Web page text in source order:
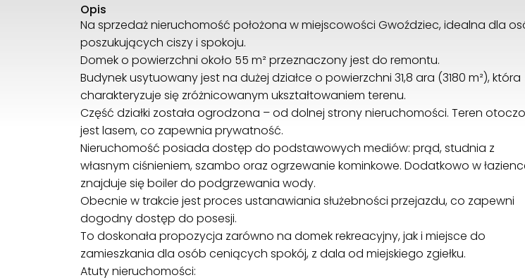
Opis
Na sprzedaż nieruchomość położona w miejscowości Gwoździec, idealna dla
poszukujących ciszy i spokoju.
Domek o powierzchni około 55 m² przeznaczony jest do remontu.
Budynek usytuowany jest na dużej działce o powierzchni 31,8 ara (3180 m²), która
charakteryzuje się zróżnicowanym ukształtowaniem terenu.
Część działki została ogrodzona – od dolnej strony nieruchomości. Teren
jest lasem, co zapewnia prywatność.
Nieruchomość posiada dostęp do podstawowych mediów: prąd, studnia z
własnym ciśnieniem, szambo oraz ogrzewanie kominkowe. Dodatkowo w
znajduje się boiler do podgrzewania wody.
Obecnie w trakcie jest proces ustanawiania służebności przejazdu, co zapewni
dogodny dostęp do posesji.
To doskonała propozycja zarówno na domek rekreacyjny, jak i miejsce do
zamieszkania dla osób ceniących spokój, z dala od miejskiego zgiełku.
Atuty nieruchomości: